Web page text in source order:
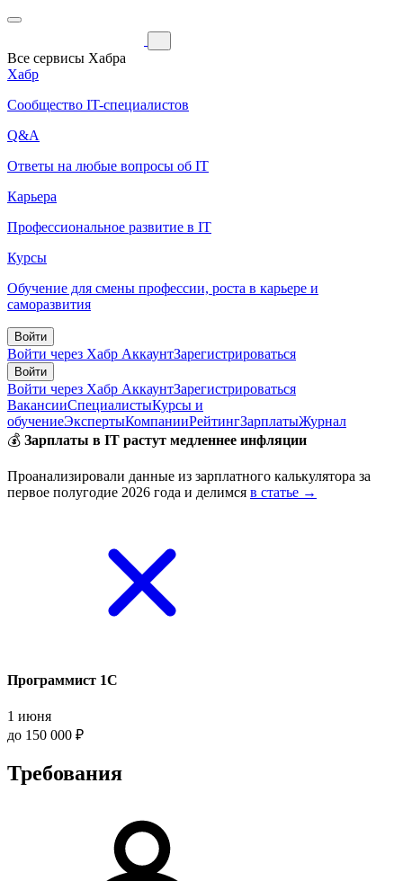
Все сервисы Хабра
Хабр
Сообщество IT-специалистов
Q&A
Ответы на любые вопросы об IT
Карьера
Профессиональное развитие в IT
Курсы
Обучение для смены профессии, роста в карьере и
саморазвития
Войти
Войти через Хабр АккаунтЗарегистрироваться
Войти
Войти через Хабр АккаунтЗарегистрироваться
ВакансииСпециалистыКурсы и
обучениеЭкспертыКомпанииРейтингЗарплатыЖурнал
💰 Зарплаты в IT растут медленнее инфляции
Проанализировали данные из зарплатного калькулятора за
первое полугодие 2026 года и делимся в статье →
Программист 1С
1 июня
до 150 000 ₽
Требования